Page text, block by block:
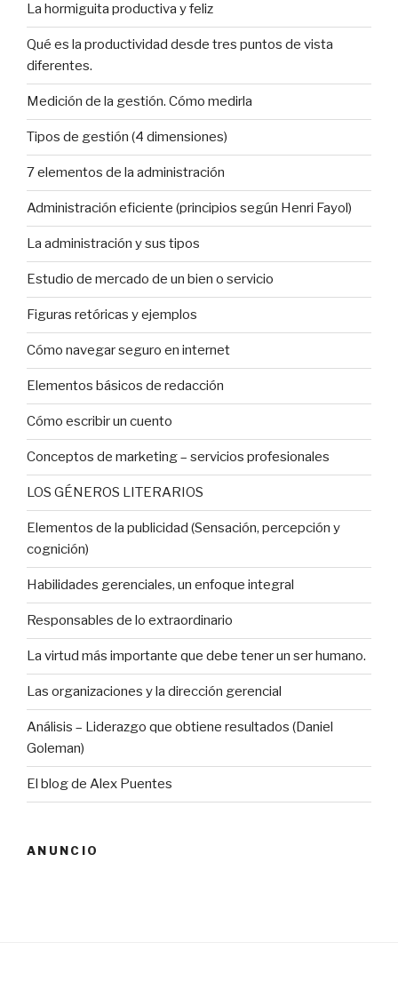
La hormiguita productiva y feliz
Qué es la productividad desde tres puntos de vista
diferentes.
Medición de la gestión. Cómo medirla
Tipos de gestión (4 dimensiones)
7 elementos de la administración
Administración eficiente (principios según Henri Fayol)
La administración y sus tipos
Estudio de mercado de un bien o servicio
Figuras retóricas y ejemplos
Cómo navegar seguro en internet
Elementos básicos de redacción
Cómo escribir un cuento
Conceptos de marketing – servicios profesionales
LOS GÉNEROS LITERARIOS
Elementos de la publicidad (Sensación, percepción y
cognición)
Habilidades gerenciales, un enfoque integral
Responsables de lo extraordinario
La virtud más importante que debe tener un ser humano.
Las organizaciones y la dirección gerencial
Análisis – Liderazgo que obtiene resultados (Daniel
Goleman)
El blog de Alex Puentes
ANUNCIO